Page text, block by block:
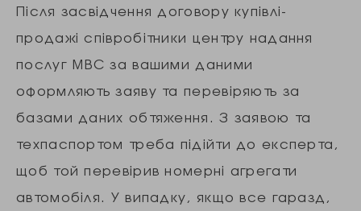
Після засвідчення договору купівлі-
продажі співробітники центру надання
послуг МВС за вашими даними
оформляють заяву та перевіряють за
базами даних обтяження. З заявою та
техпаспортом треба підійти до експерта,
щоб той перевірив номерні агрегати
автомобіля. У випадку, якщо все гаразд,